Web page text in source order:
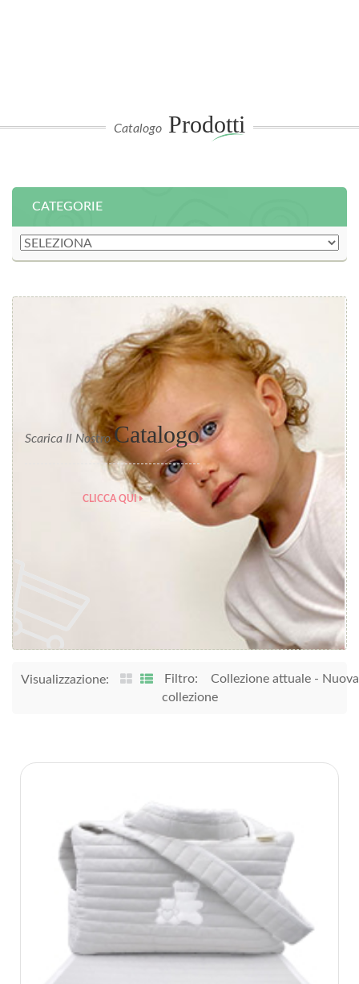
Catalogo Prodotti
CATEGORIE
Scarica Il Nostro Catalogo
CLICCA QUI
Visualizzazione: Filtro: Collezione attuale- Nuova
collezione